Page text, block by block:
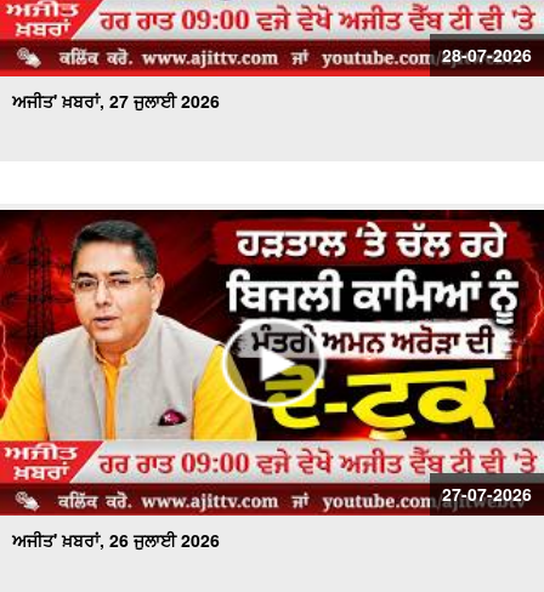
28-07-2026
ਅਜੀਤ' ਖ਼ਬਰਾਂ, 27 ਜੁਲਾਈ 2026
27-07-2026
ਅਜੀਤ' ਖ਼ਬਰਾਂ, 26 ਜੁਲਾਈ 2026